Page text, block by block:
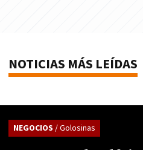
NOTICIAS MÁS LEÍDAS
NEGOCIOS / Golosinas